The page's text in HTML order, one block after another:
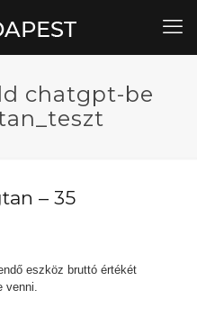
chatgpt-be
– 35
eszköz bruttó értékét
venni.